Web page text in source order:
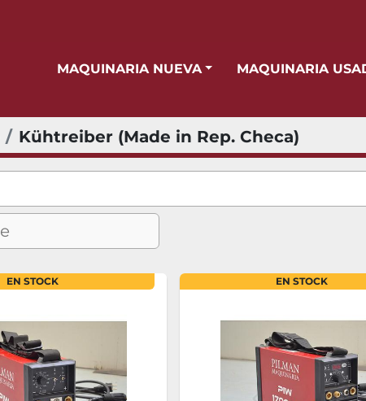
MAQUINARIA NUEVA MAQUINARIA
Kühtreiber (Made in Rep. Checa)
EN STOCK EN STOCK